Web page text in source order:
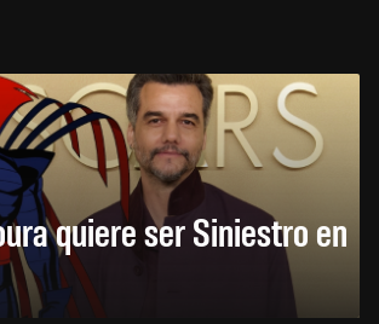
quiere ser Siniestro en